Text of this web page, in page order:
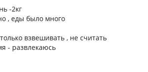
-2кг
, еды было много
взвешивать , не считать
- развлекаюсь